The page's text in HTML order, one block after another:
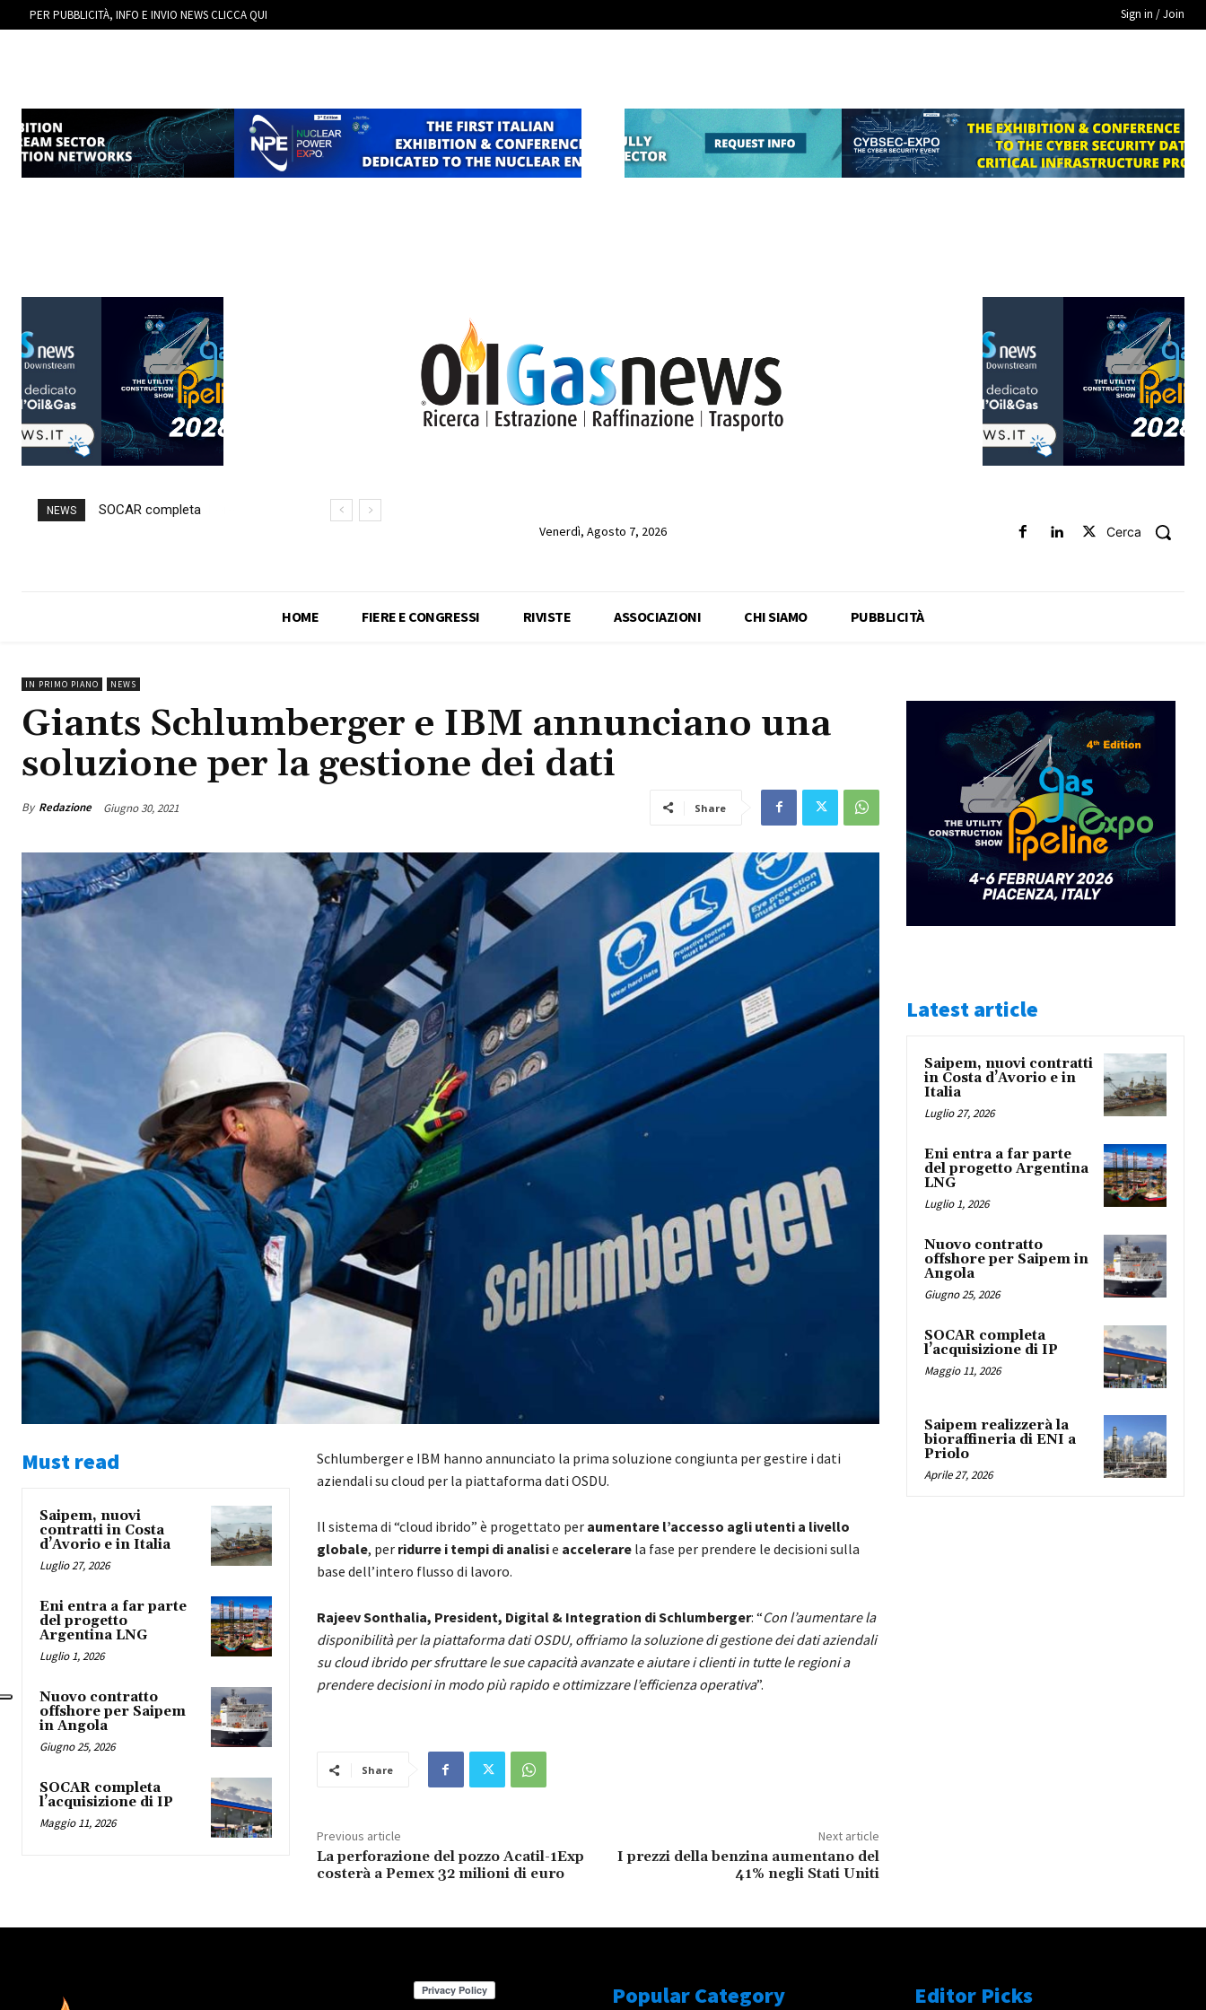
PER PUBBLICITÀ, INFO E INVIO NEWS CLICCA QUI Sign in / Join
NEWS
SOCAR completa
Venerdì, Agosto 7, 2026 Cerca
HOME FIERE E CONGRESSI RIVISTE ASSOCIAZIONI CHI SIAMO PUBBLICITÀ
IN PRIMO PIANO NEWS
Giants Schlumberger e IBM annunciano una
soluzione per la gestione dei dati
By Redazione Giugno 30, 2021 Share
Must read
Saipem, nuovi
contratti in Costa
d’Avorio e in Italia
Luglio 27, 2026
Eni entra a far parte
del progetto
Argentina LNG
Luglio 1, 2026
Nuovo contratto
offshore per Saipem
in Angola
Giugno 25, 2026
SOCAR completa
l’acquisizione di IP
Maggio 11, 2026
Schlumberger e IBM hanno annunciato la prima soluzione congiunta per gestire i dati
aziendali su cloud per la piattaforma dati OSDU.
Il sistema di “cloud ibrido” è progettato per aumentare l’accesso agli utenti a livello
globale, perridurre i tempi di analisie accelerarela fase per prendere le decisioni sulla
base dell’intero flusso di lavoro.
Rajeev Sonthalia, President, Digital & Integration di Schlumberger: “Con l’aumentare la
disponibilità per la piattaforma dati OSDU, offriamo la soluzione di gestione dei dati aziendali
su cloud ibrido per sfruttare le sue capacità avanzate e aiutare i clienti in tutte le regioni a
prendere decisioni in modo più rapido e ottimizzare l’efficienza operativa”.
Share
Previous article
La perforazione del pozzo Acatil-1Exp
costerà a Pemex 32 milioni di euro
Next article
I prezzi della benzina aumentano del
41% negli Stati Uniti
Latest article
Saipem, nuovi contratti
in Costa d’Avorio e in
Italia
Luglio 27, 2026
Eni entra a far parte
del progetto Argentina
LNG
Luglio 1, 2026
Nuovo contratto
offshore per Saipem in
Angola
Giugno 25, 2026
SOCAR completa
l’acquisizione di IP
Maggio 11, 2026
Saipem realizzerà la
bioraffineria di ENI a
Priolo
Aprile 27, 2026
Popular Category Editor Picks